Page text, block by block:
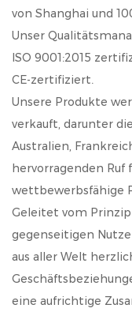
von Shanghai und
Unser
ISO 9001:2015
CE-zertifiziert.
Unsere Produkte
verkauft, darunter
Australien,
hervorragenden Ruf
wettbewerbsfähige
Geleitet vom
gegenseitigen
aus aller Welt
eine aufrichtige